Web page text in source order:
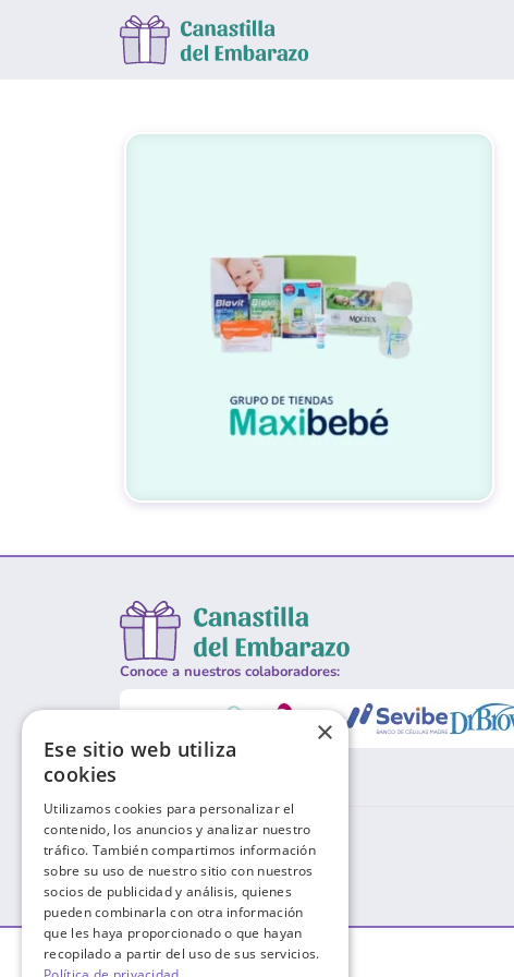
Conoce a nuestros colaboradores:
×
Ese sitio web utiliza
cookies
Utilizamos cookies para personalizar el
contenido, los anuncios y analizar nuestro
tráfico. También compartimos información
sobre su uso de nuestro sitio con nuestros
socios de publicidad y análisis, quienes
pueden combinarla con otra información
que les haya proporcionado o que hayan
recopilado a partir del uso de sus servicios.